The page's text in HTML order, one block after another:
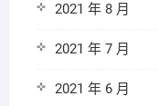
2021 年 8 月
2021 年 7 月
2021 年 6 月